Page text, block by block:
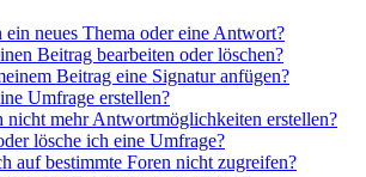
ein neues Thema oder eine Antwort?
Beitrag bearbeiten oder löschen?
Beitrag eine Signatur anfügen?
Umfrage erstellen?
nicht mehr Antwortmöglichkeiten erstellen?
lösche ich eine Umfrage?
auf bestimmte Foren nicht zugreifen?